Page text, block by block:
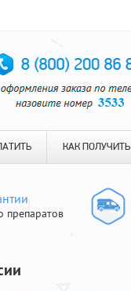
КАК ПОЛУЧИТЬ
препаратов